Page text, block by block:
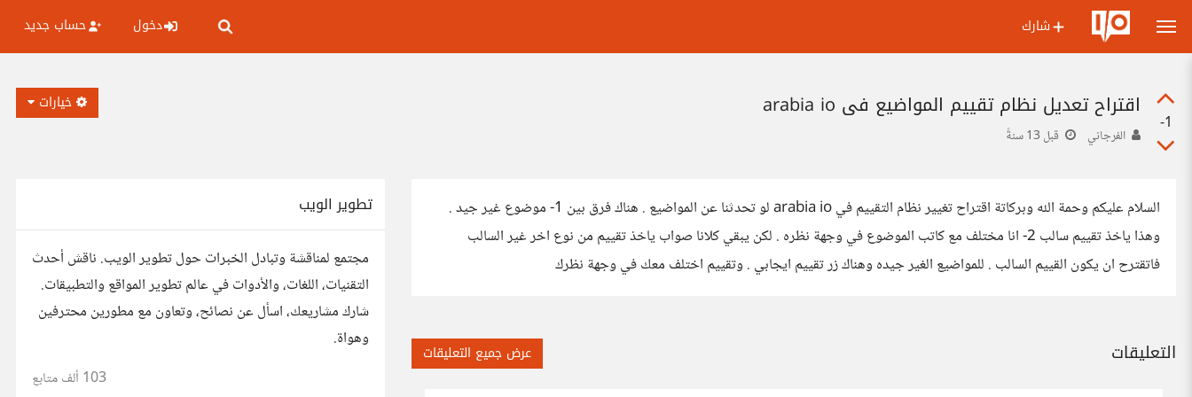
شارك دخول حساب جديد
-1
اقتراح تعديل نظام تقييم المواضيع في arabia io
الفرجاني قبل 13 سنةً
خيارات
السلام عليكم وحمة الله وبركاتة اقتراح تغيير نظام التقييم في arabia io لو تحدثنا عن المواضيع . هناك فرق بين 1- موضوع غير جيد .
وهذا ياخذ تقييم سالب 2- انا مختلف مع كاتب الموضوع في وجهة نظره . لكن يبقي كلانا صواب ياخذ تقييم من نوع اخر غير السالب
فاتقترح ان يكون القييم السالب . للمواضيع الغير جيده وهناك زر تقييم ايجابي . وتقييم اختلف معك في وجهة نظرك
التعليقات عرض جميع التعليقات
تطوير الويب
مجتمع لمناقشة وتبادل الخبرات حول تطوير الويب. ناقش أحدث
التقنيات، اللغات، والأدوات في عالم تطوير المواقع والتطبيقات.
شارك مشاريعك، اسأل عن نصائح، وتعاون مع مطورين محترفين
وهواة.
103 ألف متابع